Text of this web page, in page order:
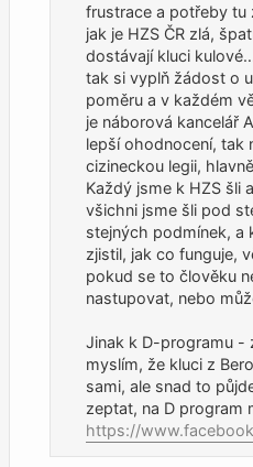
frustrace a potřeby tu
jak je HZS ČR zlá,
dostávají kluci
tak si vyplň žádost o
poměru a v každém
je náborová kancelář
lepší ohodnocení, tak
cizineckou legii,
Každý jsme k HZS šli
všichni jsme šli pod
stejných podmínek, a
zjistil, jak co funguje,
pokud se to člověku
nastupovat, nebo
Jinak k D-programu -
myslím, že kluci z
sami, ale snad to
zeptat, na D program
https://